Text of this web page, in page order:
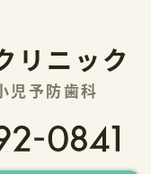
リニック
児予防歯科